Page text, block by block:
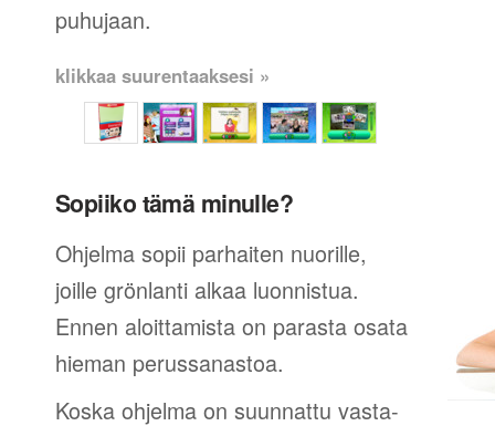
puhujaan.
klikkaa suurentaaksesi »
Sopiiko tämä minulle?
Ohjelma sopii parhaiten nuorille,
joille grönlanti alkaa luonnistua.
Ennen aloittamista on parasta osata
hieman perussanastoa.
Koska ohjelma on suunnattu vasta-